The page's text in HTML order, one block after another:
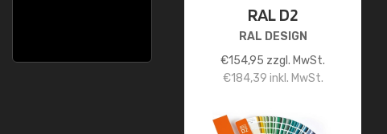
RAL D2
RAL DESIGN
€154,95 zzgl. MwSt.
€184,39 inkl. MwSt.